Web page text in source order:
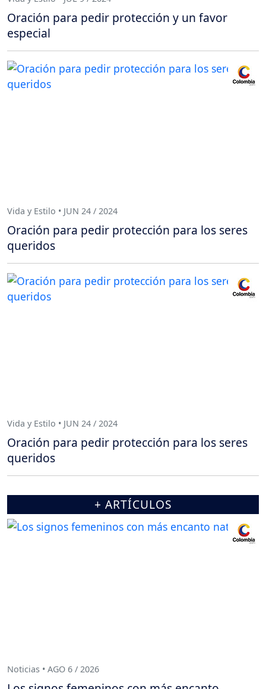
Oración para pedir protección y un favor
especial
Vida y Estilo • JUN 24 / 2024
Oración para pedir protección para los seres
queridos
Vida y Estilo • JUN 24 / 2024
Oración para pedir protección para los seres
queridos
+ ARTÍCULOS
Noticias • AGO 6 / 2026